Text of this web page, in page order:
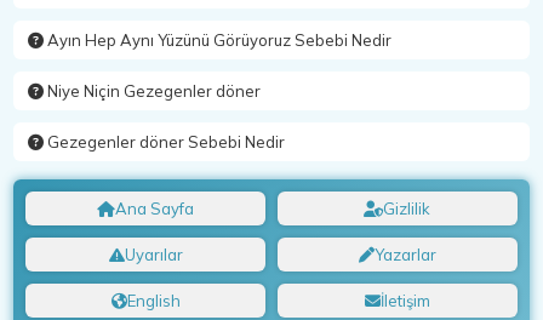
Ayın Hep Aynı Yüzünü Görüyoruz Sebebi Nedir
Niye Niçin Gezegenler döner
Gezegenler döner Sebebi Nedir
Ana Sayfa Gizlilik
Uyarılar Yazarlar
English İletişim